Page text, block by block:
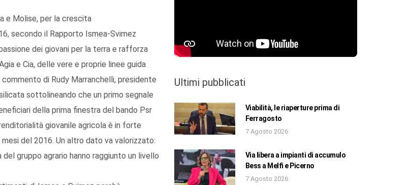
e Molise, per la crescita
secondo il Rapporto Ismea-Svimez
dei giovani per la terra e rafforza
e Cia, delle vere e proprie linee guida
commento di Rudy Marranchelli, presidente
sottolineando che un primo segnale
della prima finestra del bando Psr
giovanile agricola è in forte
del 2016. Un altro dato va valorizzato:
gruppo agrario hanno raggiunto un livello
Ultimi pubblicati
Viabilità, le riaperture prima di
Ferragosto
7 Agosto 2026
Via libera a impianti di accumulo
Bess a Melfi e Picerno
7 Agosto 2026